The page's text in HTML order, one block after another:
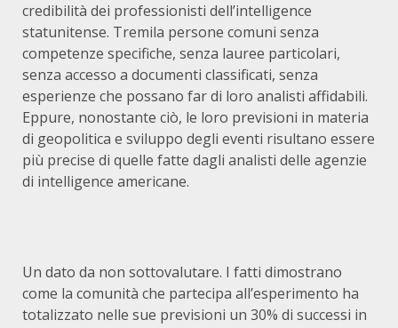
credibilità dei professionisti dell’intelligence
statunitense. Tremila persone comuni senza
competenze specifiche, senza lauree particolari,
senza accesso a documenti classificati, senza
esperienze che possano far di loro analisti affidabili.
Eppure, nonostante ciò, le loro previsioni in materia
di geopolitica e sviluppo degli eventi risultano essere
più precise di quelle fatte dagli analisti delle agenzie
di intelligence americane.
Un dato da non sottovalutare. I fatti dimostrano
come la comunità che partecipa all’esperimento ha
totalizzato nelle sue previsioni un 30% di successi in